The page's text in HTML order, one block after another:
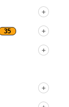
35